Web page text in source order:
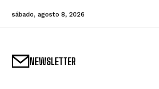
sábado, agosto 8, 2026
NEWSLETTER